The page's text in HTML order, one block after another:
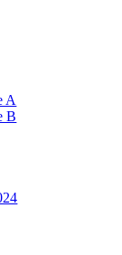
A
B